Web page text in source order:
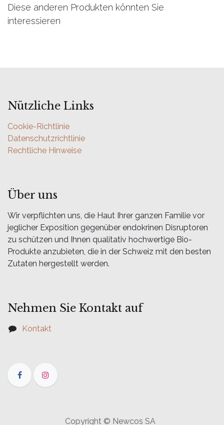
Diese anderen Produkten könnten Sie
interessieren
Nützliche Links
Cookie-Richtlinie
Datenschutzrichtlinie
Rechtliche Hinweise
Über uns
Wir verpflichten uns, die Haut Ihrer ganzen Familie vor
jeglicher Exposition gegenüber endokrinen Disruptoren
zu schützen und Ihnen qualitativ hochwertige Bio-
Produkte anzubieten, die in der Schweiz mit den besten
Zutaten hergestellt werden.
Nehmen Sie Kontakt auf
Kontakt
Copyright © Newcos SA